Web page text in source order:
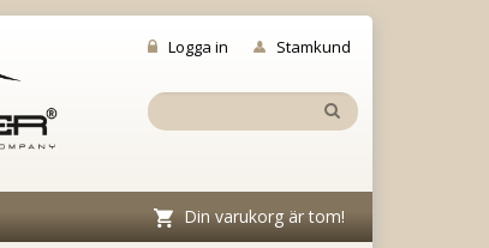
Logga in Stamkund
Din varukorg är tom!